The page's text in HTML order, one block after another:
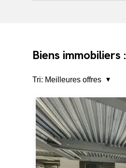
Biens immobiliers :
Tri: Meilleures offres